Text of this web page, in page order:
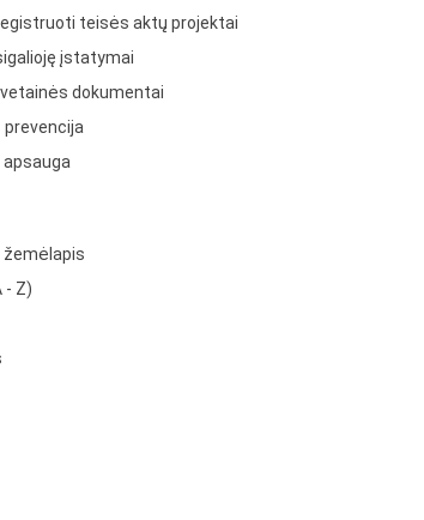
teisės aktų projektai
įstatymai
dokumentai
prevencija
apsauga
- Z)